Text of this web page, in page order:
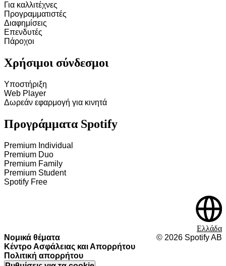
Για καλλιτέχνες
Προγραμματιστές
Διαφημίσεις
Επενδυτές
Πάροχοι
Χρήσιμοι σύνδεσμοι
Υποστήριξη
Web Player
Δωρεάν εφαρμογή για κινητά
Προγράμματα Spotify
Premium Individual
Premium Duo
Premium Family
Premium Student
Spotify Free
Νομικά θέματα
Κέντρο Ασφάλειας και Απορρήτου
Πολιτική απορρήτου
© 2026 Spotify AB
Ελλάδα